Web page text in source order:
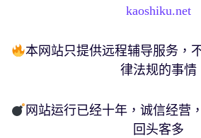
kaoshiku.net
本网站只提供远程辅导服务，
律法规的事情
网站运行已经十年，诚信经营
回头客多